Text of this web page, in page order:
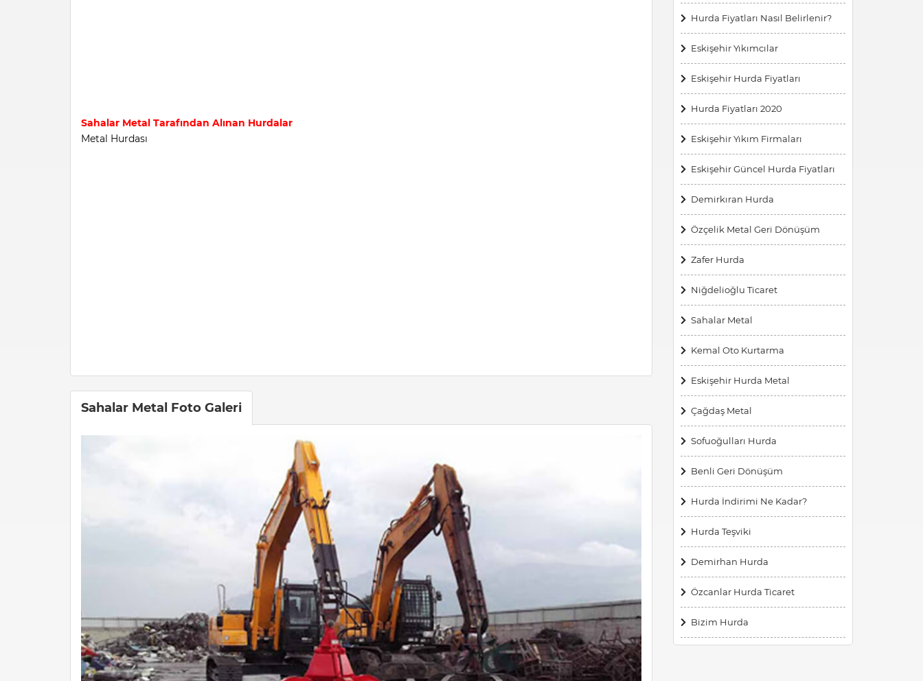
Sahalar Metal Tarafından Alınan Hurdalar
Metal Hurdası
Sahalar Metal Foto Galeri
Hurda Fiyatları Nasıl Belirlenir?
Eskişehir Yıkımcılar
Eskişehir Hurda Fiyatları
Hurda Fiyatları 2020
Eskişehir Yıkım Firmaları
Eskişehir Güncel Hurda Fiyatları
Demirkıran Hurda
Özçelik Metal Geri Dönüşüm
Zafer Hurda
Niğdelioğlu Ticaret
Sahalar Metal
Kemal Oto Kurtarma
Eskişehir Hurda Metal
Çağdaş Metal
Sofuoğulları Hurda
Benli Geri Dönüşüm
Hurda İndirimi Ne Kadar?
Hurda Teşviki
Demirhan Hurda
Özcanlar Hurda Ticaret
Bizim Hurda